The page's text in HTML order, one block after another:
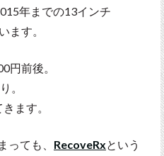
年までの13インチ
ます。
円前後。
。
ます。
っても、 RecoveRx という